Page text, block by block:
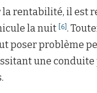
rentabilité, il est
la nuit
[6] .
poser problème
une